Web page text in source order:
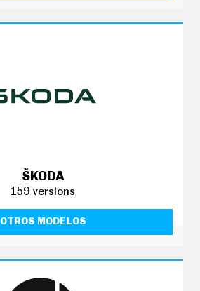
ŠKODA
159 versions
OTROS MODELOS